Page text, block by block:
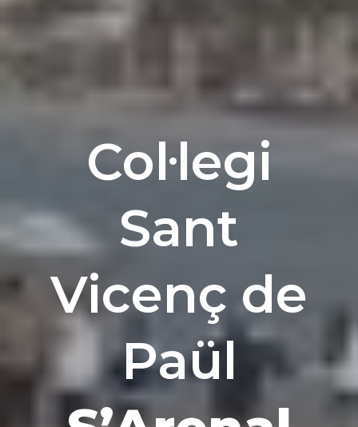
Col·legi
Sant
Vicenç de
Paül